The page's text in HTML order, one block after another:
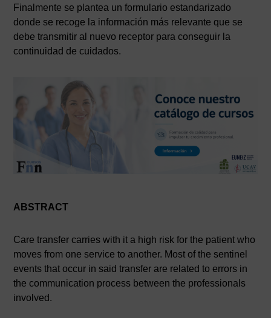
Finalmente se plantea un formulario estandarizado
donde se recoge la información más relevante que se
debe transmitir al nuevo receptor para conseguir la
continuidad de cuidados.
ABSTRACT
Care transfer carries with it a high risk for the patient who
moves from one service to another. Most of the sentinel
events that occur in said transfer are related to errors in
the communication process between the professionals
involved.